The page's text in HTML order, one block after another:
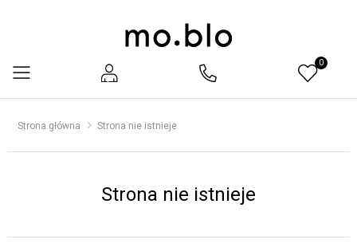
Menu
0
Strona główna Strona nie istnieje
Strona nie istnieje